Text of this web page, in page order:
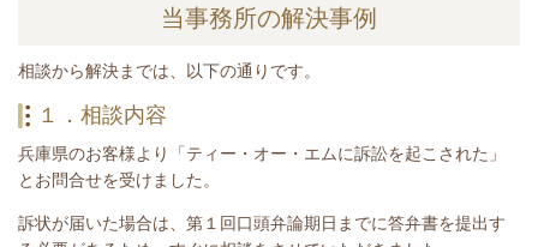
当事務所の解決事例
相談から解決までは、以下の通りです。
１．相談内容
兵庫県のお客様より「ティー・オー・エムに訴訟を起こされた」
とお問合せを受けました。
訴状が届いた場合は、第１回口頭弁論期日までに答弁書を提出す